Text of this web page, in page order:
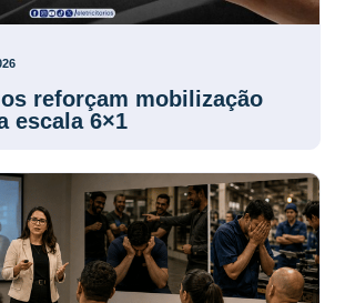
reforçam mobilização
escala 6×1